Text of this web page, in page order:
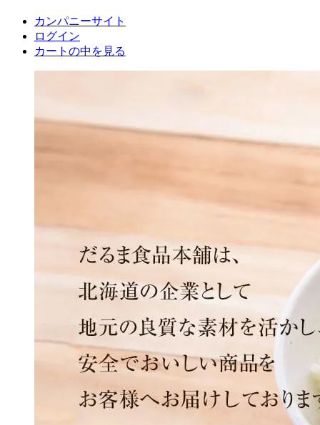
カンパニーサイト
ログイン
カートの中を見る